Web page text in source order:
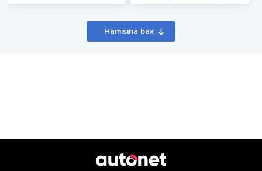
Hamısına bax